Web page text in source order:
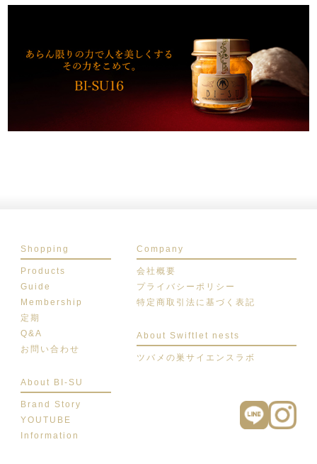
Shopping
Products
Guide
Membership
定期
Q&A
お問い合わせ
About BI-SU
Brand Story
YOUTUBE
Information
Company
会社概要
プライバシーポリシー
特定商取引法に基づく表記
About Swiftlet nests
ツバメの巣サイエンスラボ